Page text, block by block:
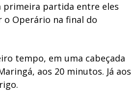
primeira partida entre eles
o Operário na final do
tempo, em uma cabeçada
aos 20 minutos. Já aos